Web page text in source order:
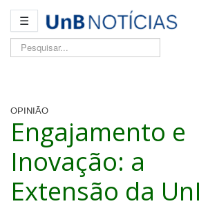
☰
Pesquisar...
OPINIÃO
Engajamento e
Inovação: a
Extensão da